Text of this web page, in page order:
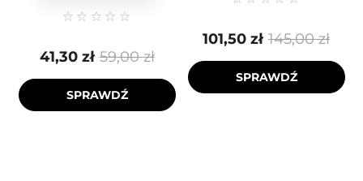
59,00 zł
41,30 zł
SPRAWDŹ
145,00 zł
101,50 zł
SPRAWDŹ